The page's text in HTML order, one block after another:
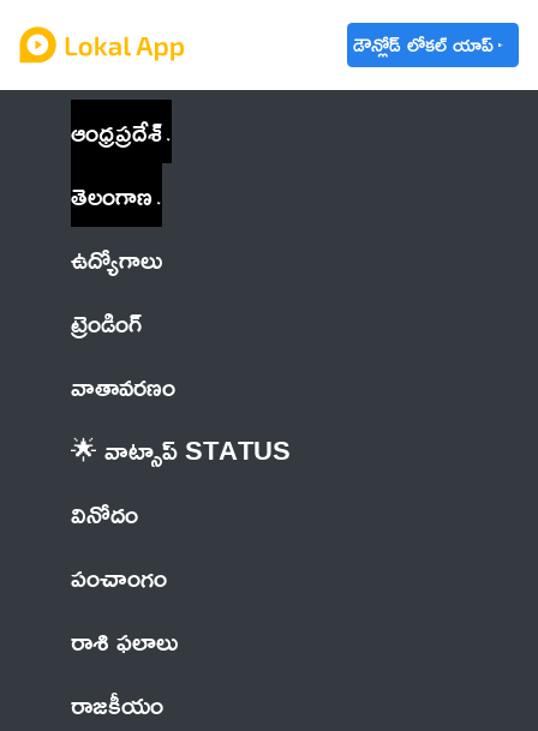
డౌన్లోడ్ లోకల్ యాప్
ఆంధ్రప్రదేశ్
తెలంగాణ
ఉద్యోగాలు
ట్రెండింగ్
వాతావరణం
🌟 వాట్సాప్ STATUS
వినోదం
పంచాంగం
రాశి ఫలాలు
రాజకీయం